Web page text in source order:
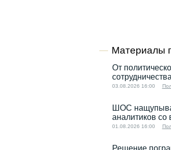
Материалы
От
03.08.2026 16:00
ШОС
аналитиков со
01.08.2026 16:00
Решение